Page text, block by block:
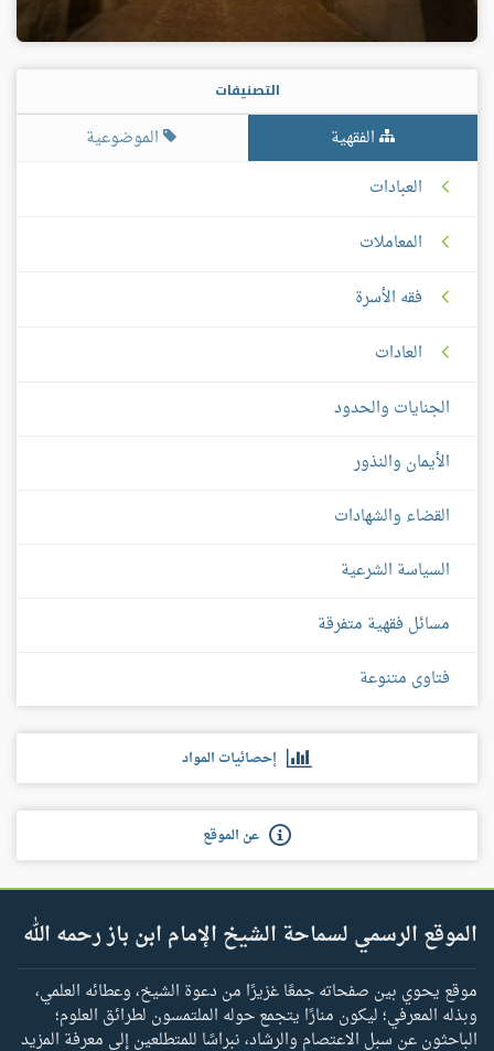
التصنيفات
الفقهية
الموضوعية
العبادات
المعاملات
فقه الأسرة
العادات
الجنايات والحدود
الأيمان والنذور
القضاء والشهادات
السياسة الشرعية
مسائل فقهية متفرقة
فتاوى متنوعة
إحصائيات المواد
عن الموقع
الموقع الرسمي لسماحة الشيخ الإمام ابن باز رحمه الله
موقع يحوي بين صفحاته جمعًا غزيرًا من دعوة الشيخ، وعطائه العلمي،
وبذله المعرفي؛ ليكون منارًا يتجمع حوله الملتمسون لطرائق العلوم؛
الباحثون عن سبل الاعتصام والرشاد، نبراسًا للمتطلعين إلى معرفة المزيد